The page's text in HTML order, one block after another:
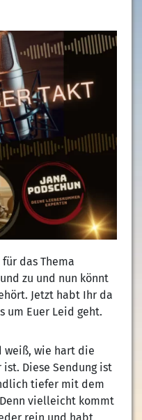
das Thema
zu und nun könnt
Jetzt habt Ihr da
um Euer Leid geht.
weiß, wie hart die
Diese Sendung ist
tiefer mit dem
vielleicht kommt